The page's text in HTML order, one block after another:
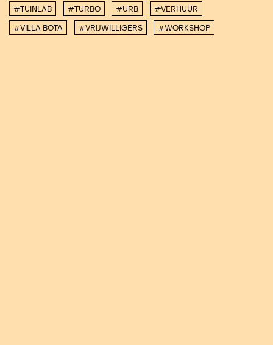
#TUINLAB #TURBO #URB #VERHUUR
#VILLA BOTA #VRIJWILLIGERS #WORKSHOP